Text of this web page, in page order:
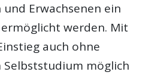
Erwachsenen ein
werden. Mit
auch ohne
möglich